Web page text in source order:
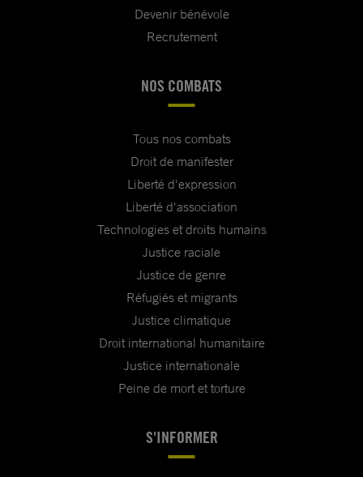
Devenir bénévole
Recrutement
NOS COMBATS
Tous nos combats
Droit de manifester
Liberté d'expression
Liberté d'association
Technologies et droits humains
Justice raciale
Justice de genre
Réfugiés et migrants
Justice climatique
Droit international humanitaire
Justice internationale
Peine de mort et torture
S'INFORMER